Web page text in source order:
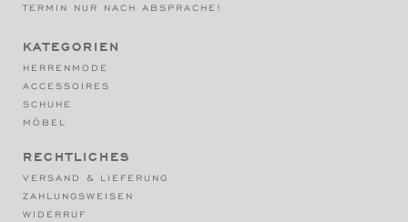
TERMIN NUR NACH ABSPRACHE!
KATEGORIEN
HERRENMODE
ACCESSOIRES
SCHUHE
MÖBEL
RECHTLICHES
VERSAND & LIEFERUNG
ZAHLUNGSWEISEN
WIDERRUF